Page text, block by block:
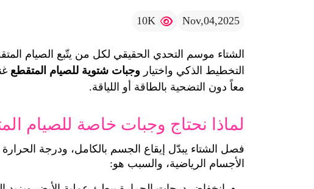
Nov,04,2025
10K
التخطيط الذكي واختيار وجبات شتوية للصيام المتقطع
معاً دون التضحية بالطاقة أو اللياقة.
لماذا نحتاج وجبات خاصة للصيام
الأجسام الرياضية، والسبب هو: